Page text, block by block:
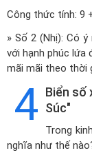
Công thức tính: 9
» Số 2 (Nhị): Có
với hạnh phúc lứa
mãi mãi theo thời
4 Biển số
Súc"
Trong
nghĩa như thế